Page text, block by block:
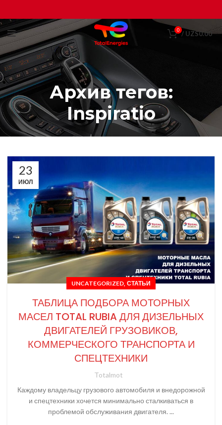
0 / UZS0.00
Архив тегов:
Inspiratio
23
ИЮЛ
UNCATEGORIZED, СТАТЬИ
ТАБЛИЦА ПОДБОРА МОТОРНЫХ
МАСЕЛ TOTAL RUBIA ДЛЯ ДИЗЕЛЬНЫХ
ДВИГАТЕЛЕЙ ГРУЗОВИКОВ,
КОММЕРЧЕСКОГО ТРАНСПОРТА И
СПЕЦТЕХНИКИ
Totalmot
Каждому владельцу грузового автомобиля и внедорожной
и спецтехники хочется минимально сталкиваться в
проблемой обслуживания двигателя. ...